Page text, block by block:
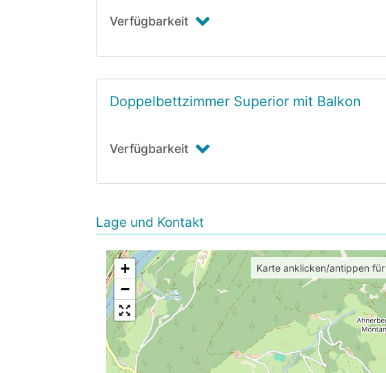
Verfügbarkeit
Doppelbettzimmer Superior mit Balkon
Verfügbarkeit
Lage und Kontakt
+
−
Karte anklicken/antippen